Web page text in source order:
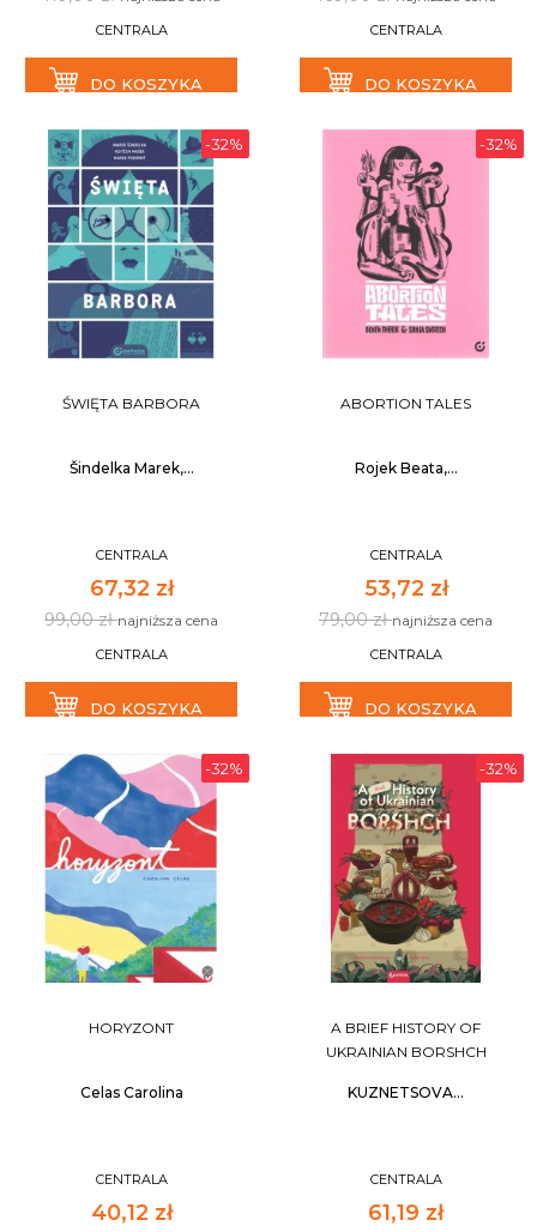
CENTRALA
DO KOSZYKA
CENTRALA
DO KOSZYKA
-32%
ŚWIĘTA BARBORA
Šindelka Marek,...
CENTRALA
67,32 zł
99,00 złnajniższa cena
CENTRALA
DO KOSZYKA
-32%
ABORTION TALES
Rojek Beata,...
CENTRALA
53,72 zł
79,00 złnajniższa cena
CENTRALA
DO KOSZYKA
-32%
HORYZONT
Celas Carolina
CENTRALA
40,12 zł
-32%
A BRIEF HISTORY OF
UKRAINIAN BORSHCH
KUZNETSOVA...
CENTRALA
61,19 zł